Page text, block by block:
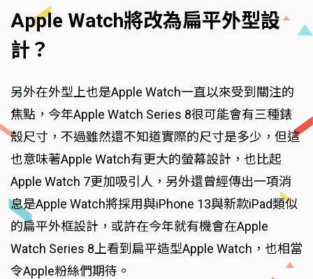
Apple Watch將改為扁平外型設
計？
另外在外型上也是Apple Watch一直以來受到關注的
焦點，今年Apple Watch Series 8很可能會有三種錶
殼尺寸，不過雖然還不知道實際的尺寸是多少，但這
也意味著Apple Watch有更大的螢幕設計，也比起
Apple Watch 7更加吸引人，另外還曾經傳出一項消
息是Apple Watch將採用與iPhone 13與新款iPad類似
的扁平外框設計，或許在今年就有機會在Apple
Watch Series 8上看到扁平造型Apple Watch，也相當
令Apple粉絲們期待。